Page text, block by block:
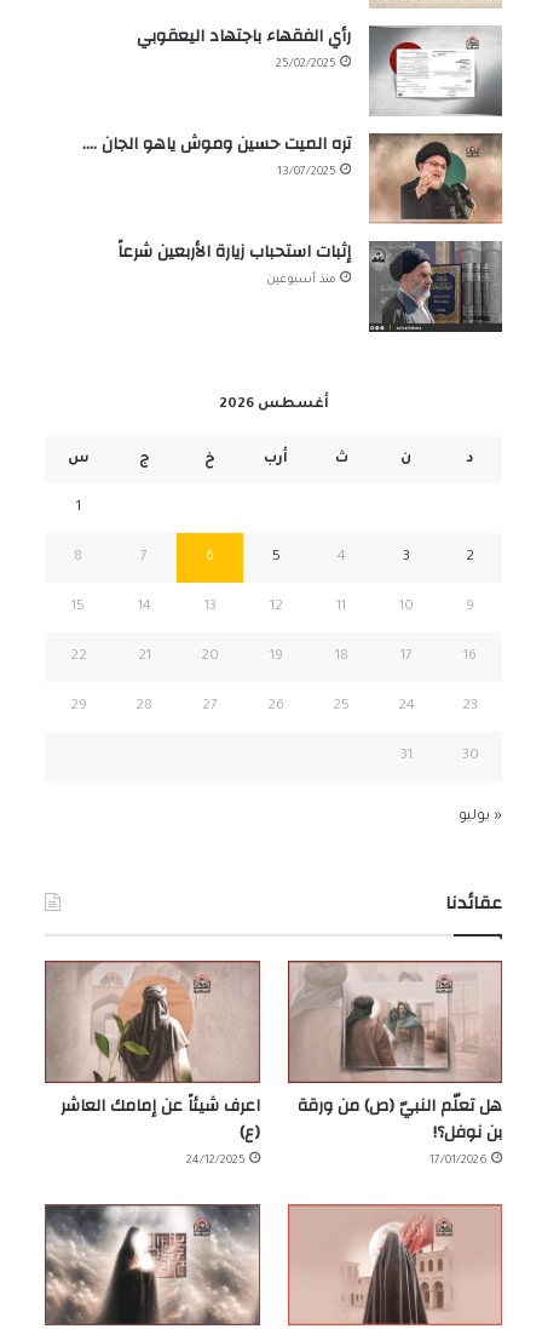
رأي الفقهاء باجتهاد اليعقوبي
25/02/2025
تره الميت حسين وموش ياهو الجان ….
13/07/2025
إثبات استحباب زيارة الأربعين شرعاً
منذ أسبوعين
أغسطس 2026
د ن ث أرب خ ج س
1
2
3
4
5
6
7
8
9
10
11
12
13
14
15
16
17
18
19
20
21
22
23
24
25
26
27
28
29
30
31
« يوليو
عقائدنا
هل تعلّم النبيّ (ص) من ورقة
بن نوفل؟!
17/01/2026
اعرف شيئاً عن إمامك العاشر
(ع)
24/12/2025